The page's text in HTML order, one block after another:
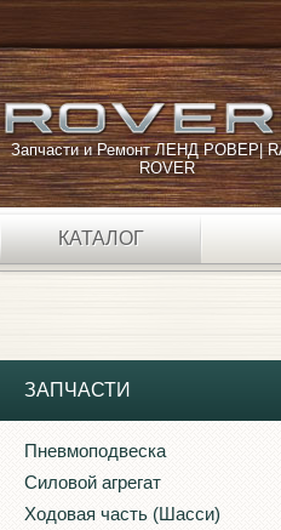
Запчасти и Ремонт ЛЕНД РОВЕР|
ROVER
КАТАЛОГ
ЗАПЧАСТИ
Пневмоподвеска
Силовой агрегат
Ходовая часть (Шасси)